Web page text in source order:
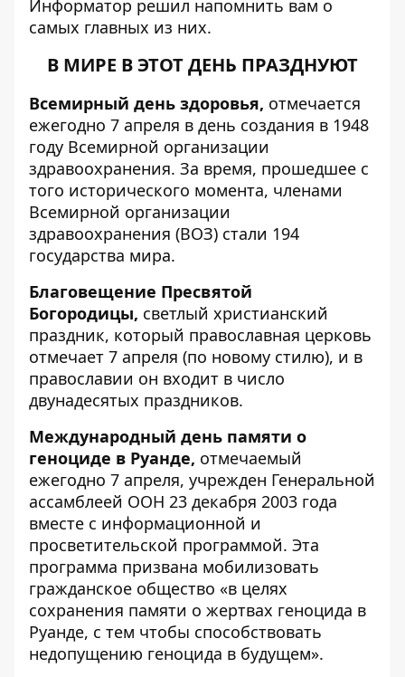
Информатор решил напомнить вам о
самых главных из них.
В МИРЕ В ЭТОТ ДЕНЬ ПРАЗДНУЮТ
Всемирный день здоровья, отмечается
ежегодно 7 апреля в день создания в 1948
году Всемирной организации
здравоохранения. За время, прошедшее с
того исторического момента, членами
Всемирной организации
здравоохранения (ВОЗ) стали 194
государства мира.
Благовещение Пресвятой
Богородицы, светлый христианский
праздник, который православная церковь
отмечает 7 апреля (по новому стилю), и в
православии он входит в число
двунадесятых праздников.
Международный день памяти о
геноциде в Руанде, отмечаемый
ежегодно 7 апреля, учрежден Генеральной
ассамблеей ООН 23 декабря 2003 года
вместе с информационной и
просветительской программой. Эта
программа призвана мобилизовать
гражданское общество «в целях
сохранения памяти о жертвах геноцида в
Руанде, с тем чтобы способствовать
недопущению геноцида в будущем».